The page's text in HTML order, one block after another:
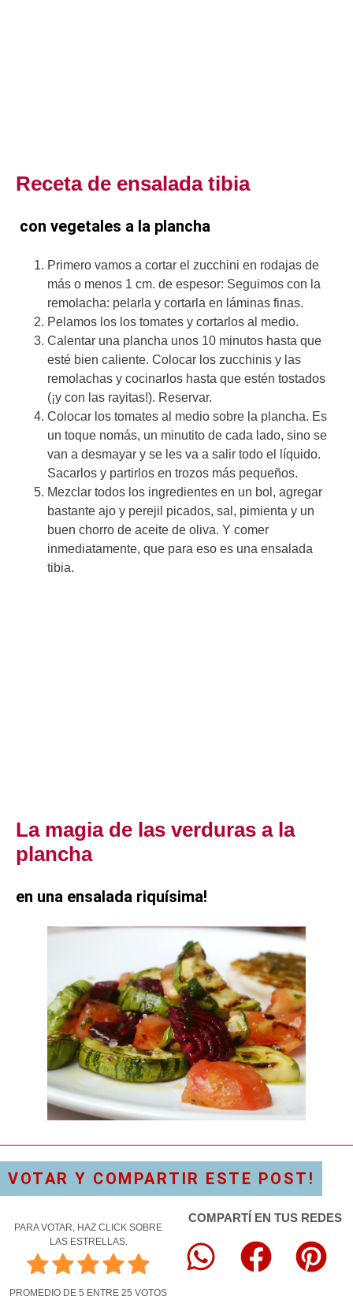
Receta de ensalada tibia
con vegetales a la plancha
Primero vamos a cortar el zucchini en rodajas de
más o menos 1 cm. de espesor: Seguimos con la
remolacha: pelarla y cortarla en láminas finas.
Pelamos los los tomates y cortarlos al medio.
Calentar una plancha unos 10 minutos hasta que
esté bien caliente. Colocar los zucchinis y las
remolachas y cocinarlos hasta que estén tostados
(¡y con las rayitas!). Reservar.
Colocar los tomates al medio sobre la plancha. Es
un toque nomás, un minutito de cada lado, sino se
van a desmayar y se les va a salir todo el líquido.
Sacarlos y partirlos en trozos más pequeños.
Mezclar todos los ingredientes en un bol, agregar
bastante ajo y perejil picados, sal, pimienta y un
buen chorro de aceite de oliva. Y comer
inmediatamente, que para eso es una ensalada
tibia.
La magia de las verduras a la
plancha
en una ensalada riquísima!
VOTAR Y COMPARTIR ESTE POST!
PARA VOTAR, HAZ CLICK SOBRE
LAS ESTRELLAS.
PROMEDIO DE 5 ENTRE 25 VOTOS
COMPARTÍ EN TUS REDES